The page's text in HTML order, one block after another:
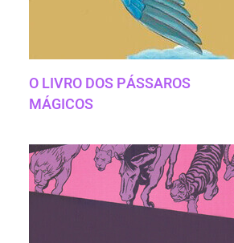
O LIVRO DOS PÁSSAROS
MÁGICOS